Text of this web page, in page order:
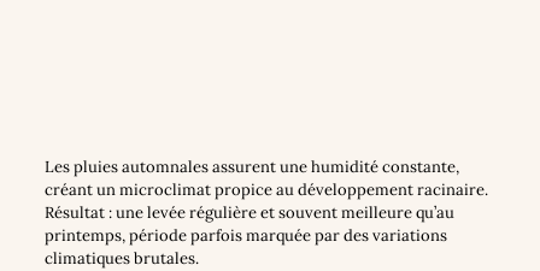
Les pluies automnales assurent une humidité constante,
créant un microclimat propice au développement racinaire.
Résultat : une levée régulière et souvent meilleure qu’au
printemps, période parfois marquée par des variations
climatiques brutales.